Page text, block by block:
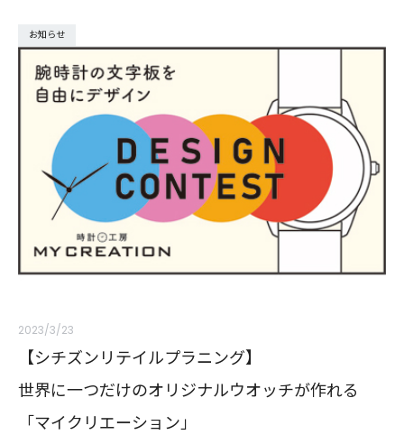
お知らせ
2023/3/23
【シチズンリテイルプラニング】
世界に一つだけのオリジナルウオッチが作れる
「マイクリエーション」